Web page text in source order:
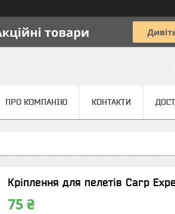
ПРО КОМПАНІЮ КОНТАКТИ
Кріплення для пелетів Carp
75 ₴